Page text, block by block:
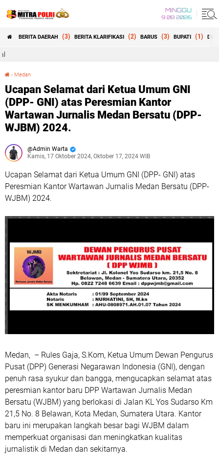
MINGGU
9 08 2026
BERITA DAERAH (3) BERITA KLARIFIKASI (2) BARUS (3) BUPATI (1)
› Medan
Ucapan Selamat dari Ketua Umum GNI
(DPP- GNI) atas Peresmian Kantor
Wartawan Jurnalis Medan Bersatu (DPP-
WJBM) 2024.
Admin Warta
Kamis, 17 Oktober 2024, Oktober 17, 2024 WIB
Ucapan Selamat dari Ketua Umum GNI (DPP- GNI) atas
Peresmian Kantor Wartawan Jurnalis Medan Bersatu (DPP-
WJBM) 2024.
Medan, – Rules Gaja, S.Kom, Ketua Umum Dewan Pengurus
Pusat (DPP) Generasi Negarawan Indonesia (GNI), dengan
penuh rasa syukur dan bangga, mengucapkan selamat atas
peresmian kantor baru DPP Wartawan Jurnalis Medan
Bersatu (WJBM) yang berlokasi di Jalan KL Yos Sudarso Km
21,5 No. 8 Belawan, Kota Medan, Sumatera Utara. Kantor
baru ini merupakan langkah besar bagi WJBM dalam
memperkuat organisasi dan meningkatkan kualitas
jurnalistik di Medan dan sekitarnya.